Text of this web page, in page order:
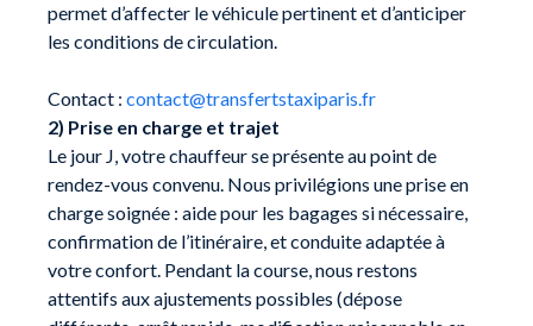
permet d’affecter le véhicule pertinent et d’anticiper
les conditions de circulation.
Contact : contact@transfertstaxiparis.fr
2) Prise en charge et trajet
Le jour J, votre chauffeur se présente au point de
rendez-vous convenu. Nous privilégions une prise en
charge soignée : aide pour les bagages si nécessaire,
confirmation de l’itinéraire, et conduite adaptée à
votre confort. Pendant la course, nous restons
attentifs aux ajustements possibles (dépose